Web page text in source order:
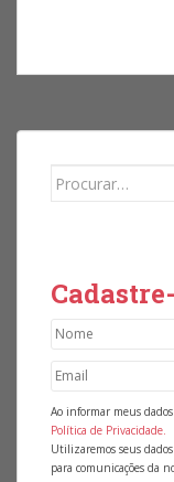
Search for:
Ao informar meus
Política de Privacidade.
Utilizaremos seus
para comunicações da